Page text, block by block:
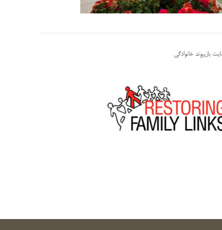
بازپیوند خانوادگی